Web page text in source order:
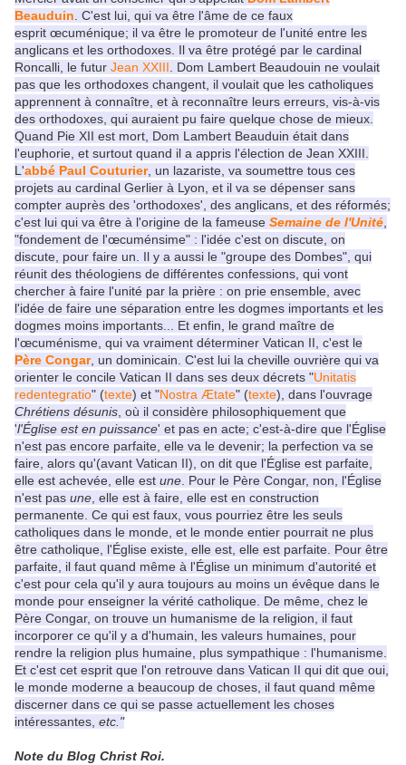
Beauduin . C'est lui, qui va être l'âme de ce faux
esprit œcuménique; il va être le promoteur de l'unité entre les
anglicans et les orthodoxes. Il va être protégé par le cardinal
Roncalli, le futur Jean XXIII . Dom Lambert Beaudouin ne voulait
pas que les orthodoxes changent, il voulait que les catholiques
apprennent à connaître, et à reconnaître leurs erreurs, vis-à-vis
des orthodoxes, qui auraient pu faire quelque chose de mieux.
Quand Pie XII est mort, Dom Lambert Beauduin était dans
l'euphorie, et surtout quand il a appris l'élection de Jean XXIII.
L'abbé Paul Couturier, un lazariste, va soumettre tous ces
projets au cardinal Gerlier à Lyon, et il va se dépenser sans
compter auprès des 'orthodoxes', des anglicans, et des réformés;
c'est lui qui va être à l'origine de la fameuse Semaine de l'Unité
"fondement de l'œcuménsime" : l'idée c'est on discute, on
discute, pour faire un. Il y a aussi le "groupe des Dombes", qui
réunit des théologiens de différentes confessions, qui vont
chercher à faire l'unité par la prière : on prie ensemble, avec
l'idée de faire une séparation entre les dogmes importants et les
dogmes moins importants... Et enfin, le grand maître de
l'œcuménisme, qui va vraiment déterminer Vatican II, c'est le
Père Congar, un dominicain. C'est lui la cheville ouvrière qui va
orienter le concile Vatican II dans ses deux décrets "Unitatis
redentegratio" (texte) et "Nostra Ætate" (texte), dans l'ouvrage
Chrétiens désunis , où il considère philosophiquement que
'l'Église est en puissance' et pas en acte; c'est-à-dire que l'Église
n'est pas encore parfaite, elle va le devenir; la perfection va se
faire, alors qu'(avant Vatican II), on dit que l'Église est parfaite,
elle est achevée, elle est une . Pour le Père Congar, non, l'Église
n'est pas une , elle est à faire, elle est en construction
permanente. Ce qui est faux, vous pourriez être les seuls
catholiques dans le monde, et le monde entier pourrait ne plus
être catholique, l'Église existe, elle est, elle est parfaite. Pour être
parfaite, il faut quand même à l'Église un minimum d'autorité et
c'est pour cela qu'il y aura toujours au moins un évêque dans le
monde pour enseigner la vérité catholique. De même, chez le
Père Congar, on trouve un humanisme de la religion, il faut
incorporer ce qu'il y a d'humain, les valeurs humaines, pour
rendre la religion plus humaine, plus sympathique : l'humanisme.
Et c'est cet esprit que l'on retrouve dans Vatican II qui dit que oui,
le monde moderne a beaucoup de choses, il faut quand même
discerner dans ce qui se passe actuellement les choses
intéressantes, etc."
Note du Blog Christ Roi.